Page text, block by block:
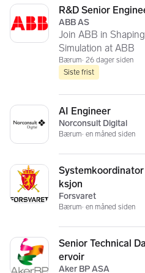
R&D Senior
ABB AS
Join ABB in
Simulation at ABB
Bærum 26 dager siden
Siste frist
AI Engineer
Norconsult Digital
Bærum en måned siden
ksjon
Forsvaret
Bærum en måned siden
Senior Technical
ervoir
Aker BP ASA